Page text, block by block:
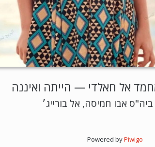
אל חאלדי — הייתה ואיננה
Powered byPiwigo